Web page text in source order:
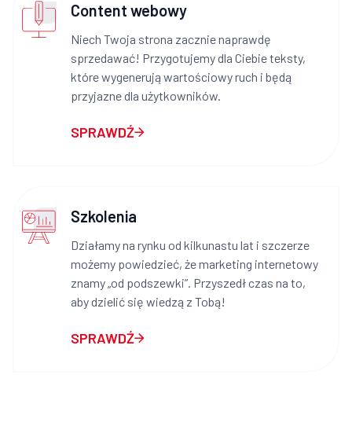
Content webowy
Niech Twoja strona zacznie naprawdę
sprzedawać! Przygotujemy dla Ciebie teksty,
które wygenerują wartościowy ruch i będą
przyjazne dla użytkowników.
SPRAWDŹ
Szkolenia
Działamy na rynku od kilkunastu lat i szczerze
możemy powiedzieć, że marketing internetowy
znamy „od podszewki”. Przyszedł czas na to,
aby dzielić się wiedzą z Tobą!
SPRAWDŹ